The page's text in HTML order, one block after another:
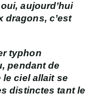
aujourd’hui
dragons, c’est
typhon
pendant de
ciel allait se
distinctes tant le